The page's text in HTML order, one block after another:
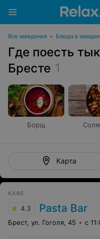
Все заведения • Блюда в
Где поесть
Бресте 1
Борщ
Карта
КАФЕ
4.3 Pasta Bar
Брест, ул. Гоголя, 45 с